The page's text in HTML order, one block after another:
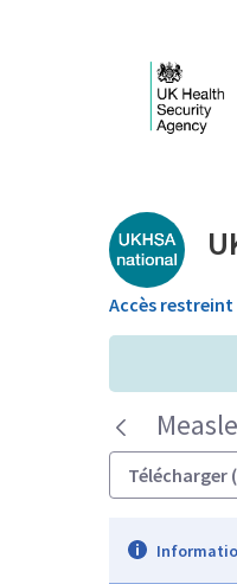
Accès restreint
Télécharger